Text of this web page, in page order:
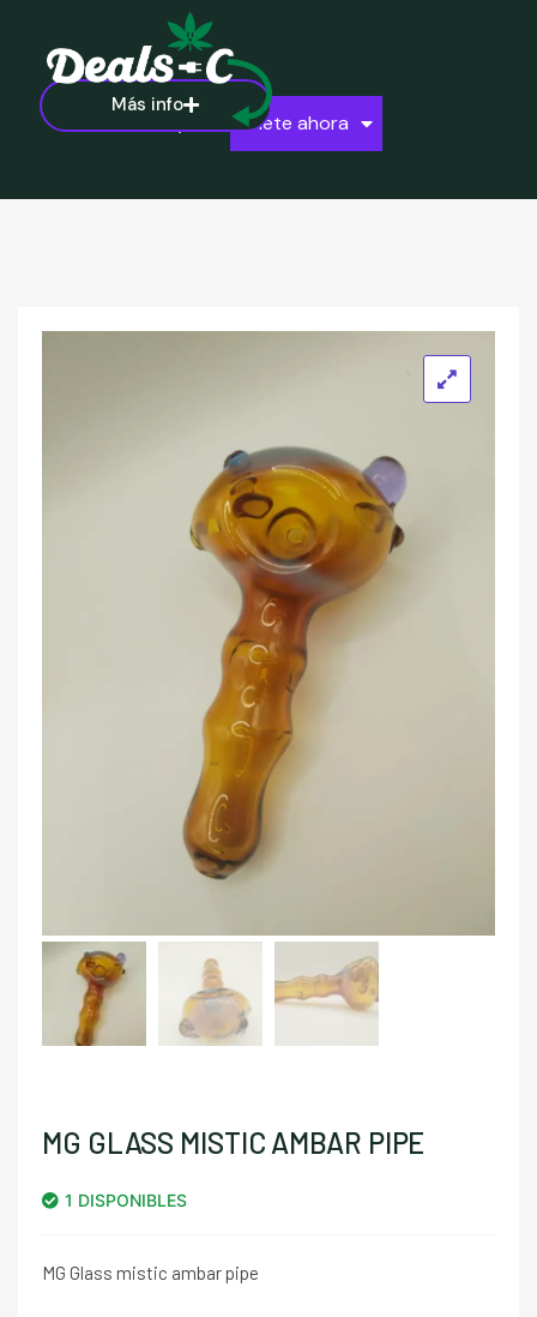
Más info
Únete ahora
MG GLASS MISTIC AMBAR PIPE
1 DISPONIBLES
MG Glass mistic ambar pipe